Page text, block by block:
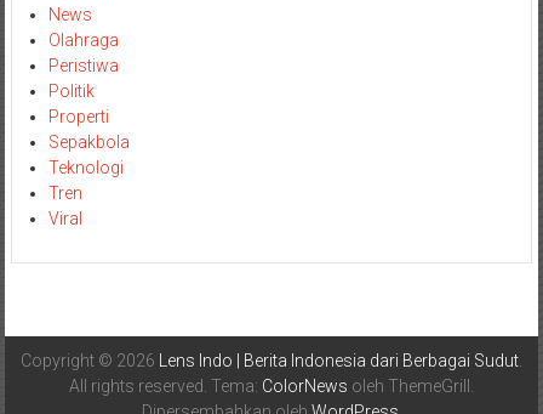
News
Olahraga
Peristiwa
Politik
Properti
Sepakbola
Teknologi
Tren
Viral
Copyright © 2026 Lens Indo | Berita Indonesia dari Berbagai Sudut
All rights reserved. Tema: ColorNews oleh ThemeGrill.